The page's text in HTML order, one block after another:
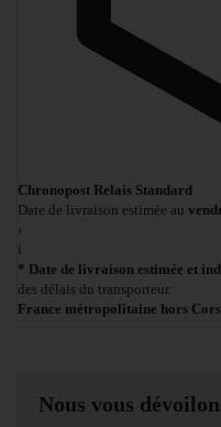
Chronopost Relais Standard
Date de livraison estimée au
›
i
* Date de livraison estimée et
des délais du transporteur.
France métropolitaine hors
Nous vous